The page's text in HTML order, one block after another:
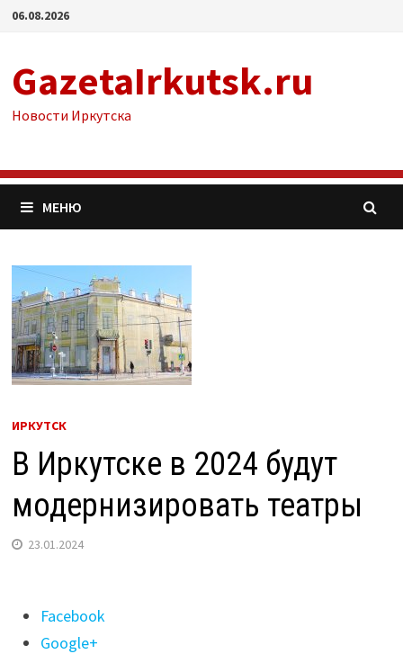
Перейти
06.08.2026
GazetaIrkutsk.ru
Новости Иркутска
МЕНЮ
ИРКУТСК
В Иркутске в 2024 будут
модернизировать театры
23.01.2024
Поделиться
"В
Facebook
Google+